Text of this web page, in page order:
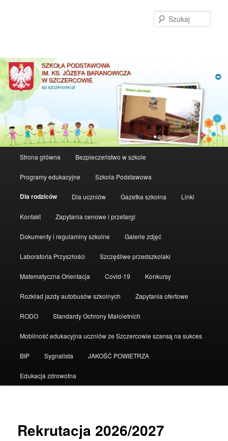
Przeskocz
do
tekstu
Strona główna Bezpieczeństwo w szkole
Programy edukacyjne Szkoła Podstawowa
Dla rodziców Dla uczniów Gazetka szkolna Linki
Kontakt Zapytania cenowe i przetargi
Dokumenty i regulaminy szkolne Galerie zdjęć
Laboratoria Przyszłości Szczęśliwe przedszkolaki
Matematyczna Orientacja Covid-19 Konkursy
Rozkład jazdy autobusów szkolnych Zapytania ofertowe
RODO Standardy Ochrony Małoletnich
Mobilność edukacyjna uczniów ze Szczercowie szansą na sukces
BIP Sygnalista JAKOŚĆ POWIETRZA
Edukacja zdrowotna
Rekrutacja 2026/2027